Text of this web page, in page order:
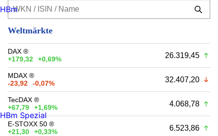
Weltmärkte
DAX ®
+179,32
+0,69% 26.319,45
MDAX ®
-23,92
-0,07% 32.407,20
TecDAX ®
+67,79
+1,69% 4.068,78
E-STOXX 50 ®
+21,30
+0,33% 6.523,86
HBm
HBm Spezial